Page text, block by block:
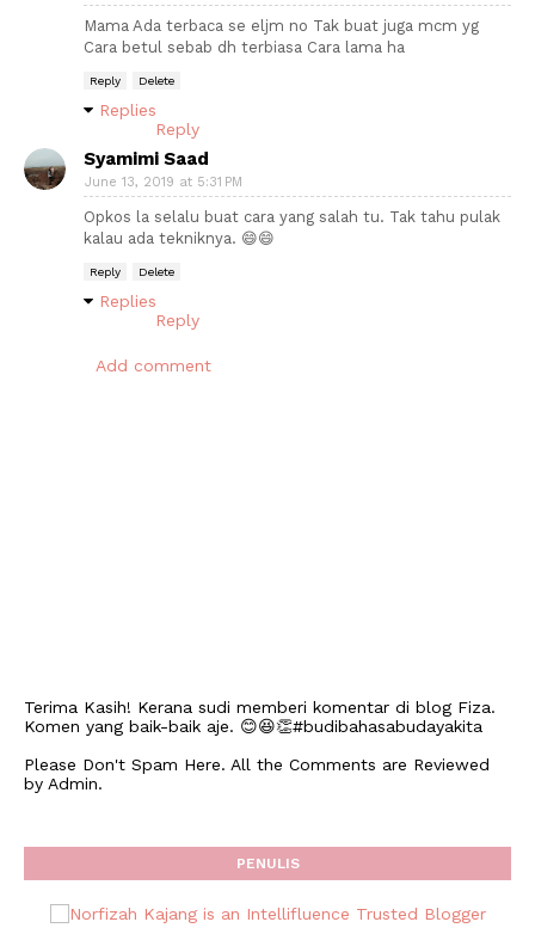
Mama Ada terbaca se eljm no Tak buat juga mcm yg
Cara betul sebab dh terbiasa Cara lama ha
Reply Delete
Replies
Reply
Syamimi Saad
June 13, 2019 at 5:31 PM
Opkos la selalu buat cara yang salah tu. Tak tahu pulak
kalau ada tekniknya. 😄😄
Reply Delete
Replies
Reply
Add comment
Terima Kasih! Kerana sudi memberi komentar di blog Fiza.
Komen yang baik-baik aje. 😊😆👏#budibahasabudayakita
Please Don't Spam Here. All the Comments are Reviewed
by Admin.
PENULIS